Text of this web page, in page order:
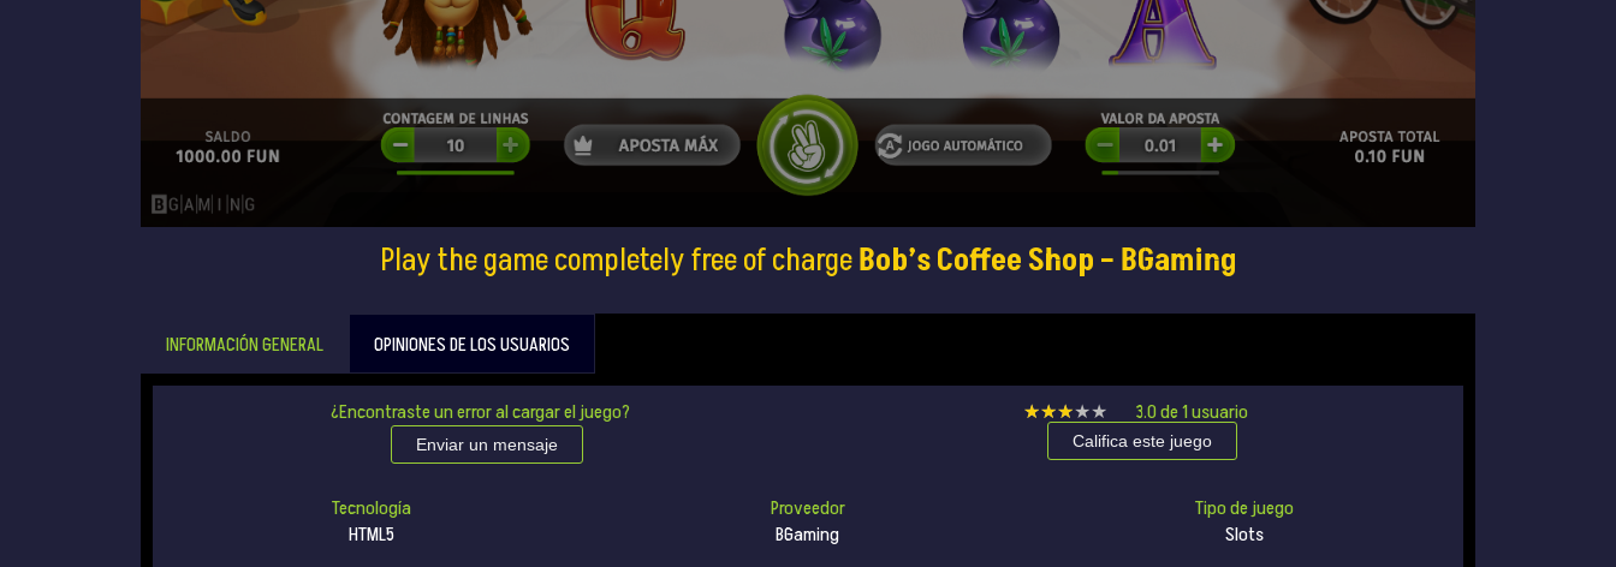
Play the game completely free of chargeBob’s Coffee Shop – BGaming
INFORMACIÓN GENERAL OPINIONES DE LOS USUARIOS
¿Encontraste un error al cargar el juego?
Enviar un mensaje
★★★★★
★★★★★ 3.0de1usuario
Califica este juego
Tecnología
HTML5
Proveedor
BGaming
Tipo de juego
Slots